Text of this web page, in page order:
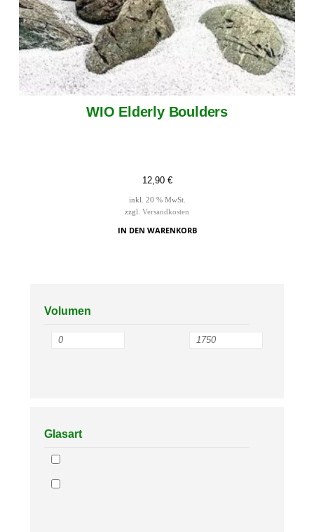
WIO Elderly Boulders
12,90 €
inkl. 20 % MwSt.
zzgl. Versandkosten
IN DEN WARENKORB
Volumen
Glasart